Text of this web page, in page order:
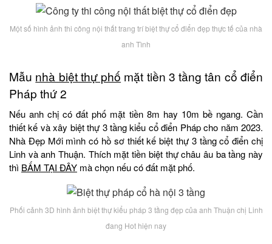
Một số hình ảnh thi công nội thất trang trí biệt thự cổ điển đẹp thực tế của nhà
anh Tình
Mẫu nhà biệt thự phố mặt tiền 3 tầng tân cổ điển
Pháp thứ 2
Nếu anh chị có đất phố mặt tiền 8m hay 10m bề ngang. Cần
thiết kế và xây biệt thự 3 tầng kiểu cổ điển Pháp cho năm 2023.
Nhà Đẹp Mới mình có hồ sơ thiết kế biệt thự 3 tầng cổ điển chị
Linh và anh Thuận. Thích mặt tiền biệt thự châu âu ba tầng này
thì BẤM TẠI ĐÂY mà chọn nếu có đất mặt phố.
Phối cảnh 3D hình ảnh biệt thự kiểu pháp 3 tầng đẹp của anh Thuận chị Linh
đang Hot hiện nay